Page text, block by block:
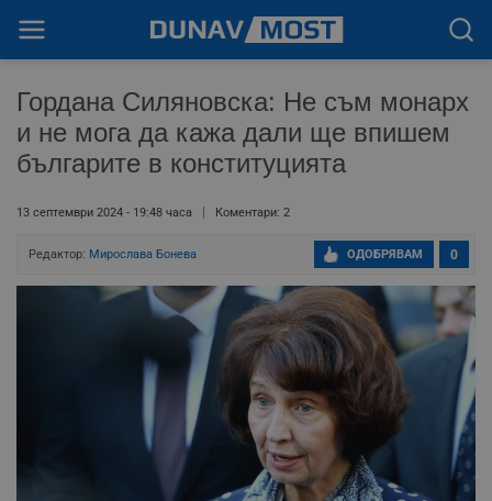
Гордана Силяновска: Не съм монарх
и не мога да кажа дали ще впишем
българите в конституцията
13 септември 2024 - 19:48 часа Коментари: 2
Редактор: Мирослава Бонева 0
ОДОБРЯВАМ